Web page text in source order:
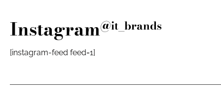
Instagram@it_brands
[instagram-feed feed=1]